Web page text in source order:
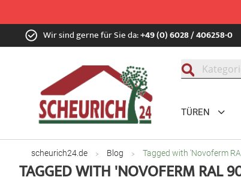
Zum
Inhalt Wir sind gerne für Sie da:+49 (0) 6028 / 406258-0
TÜREN
scheurich24.de Blog Tagged with 'Novoferm